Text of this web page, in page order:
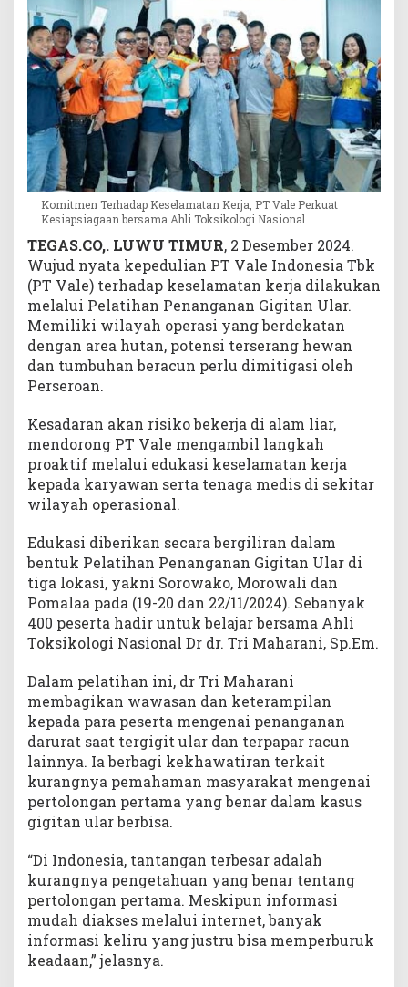
e
r
k
u
a
t
K
e
s
i
a
p
s
i
a
g
a
a
n
r
s
a
m
a
A
l
i
T
o
k
s
o
o
g
i
N
a
s
o
n
l
Komitmen Terhadap Keselamatan Kerja, PT Vale Perkuat
Kesiapsiagaan bersama Ahli Toksikologi Nasional
TEGAS.CO,. LUWU TIMUR, 2 Desember 2024.
Wujud nyata kepedulian PT Vale Indonesia Tbk
(PT Vale) terhadap keselamatan kerja dilakukan
melalui Pelatihan Penanganan Gigitan Ular.
Memiliki wilayah operasi yang berdekatan
dengan area hutan, potensi terserang hewan
dan tumbuhan beracun perlu dimitigasi oleh
Perseroan.
Kesadaran akan risiko bekerja di alam liar,
mendorong PT Vale mengambil langkah
proaktif melalui edukasi keselamatan kerja
kepada karyawan serta tenaga medis di sekitar
wilayah operasional.
Edukasi diberikan secara bergiliran dalam
bentuk Pelatihan Penanganan Gigitan Ular di
tiga lokasi, yakni Sorowako, Morowali dan
Pomalaa pada (19-20 dan 22/11/2024). Sebanyak
400 peserta hadir untuk belajar bersama Ahli
Toksikologi Nasional Dr dr. Tri Maharani, Sp.Em.
Dalam pelatihan ini, dr Tri Maharani
membagikan wawasan dan keterampilan
kepada para peserta mengenai penanganan
darurat saat tergigit ular dan terpapar racun
lainnya. Ia berbagi kekhawatiran terkait
kurangnya pemahaman masyarakat mengenai
pertolongan pertama yang benar dalam kasus
gigitan ular berbisa.
“Di Indonesia, tantangan terbesar adalah
kurangnya pengetahuan yang benar tentang
pertolongan pertama. Meskipun informasi
mudah diakses melalui internet, banyak
informasi keliru yang justru bisa memperburuk
keadaan,” jelasnya.